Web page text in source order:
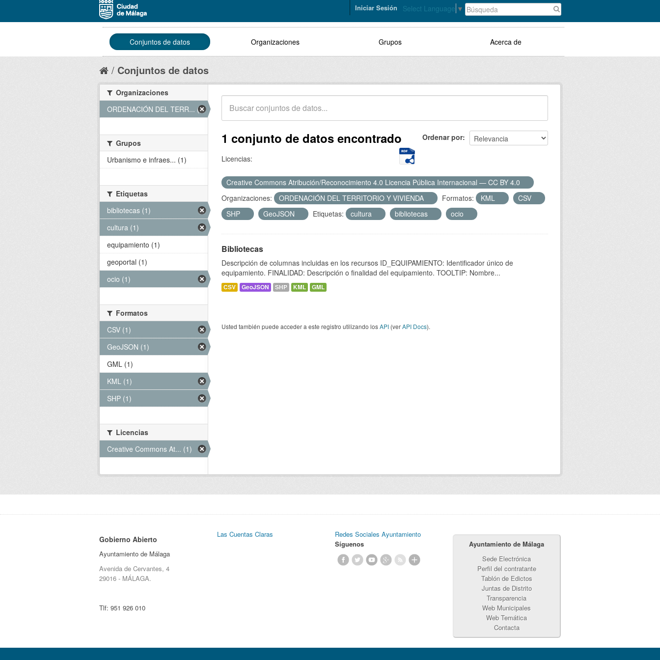
Select Language ▼
Iniciar Sesión
Conjuntos de datos Organizaciones Grupos Acerca de
Conjuntos de datos
Ordenar por
1 conjunto de datos encontrado
Licencias:
Creative Commons Atribución/Reconocimiento 4.0 Licencia Pública Internacional — CC BY 4.0
Organizaciones:
ORDENACIÓN DEL TERRITORIO Y VIVIENDA Formatos: KML
CSV
SHP
GeoJSON Etiquetas: cultura bibliotecas ocio
Bibliotecas
Descripción de columnas incluidas en los recursos ID_EQUIPAMIENTO: Identificador único de
equipamiento. FINALIDAD: Descripción o finalidad del equipamiento. TOOLTIP: Nombre...
CSV GeoJSON SHP KML GML
Usted también puede acceder a este registro utilizando losAPI (verAPI Docs).
Organizaciones
ORDENACIÓN DEL TERR... (1)
Grupos
Urbanismo e infraes... (1)
Etiquetas
bibliotecas (1)
cultura (1)
equipamiento (1)
geoportal (1)
ocio (1)
Formatos
CSV (1)
GeoJSON (1)
GML (1)
KML (1)
SHP (1)
Licencias
Creative Commons At... (1)
Gobierno Abierto
Ayuntamiento de Málaga
Avenida de Cervantes, 4
29016 - MÁLAGA.
Tlf: 951 926 010
Las Cuentas Claras
Redes Sociales Ayuntamiento
Síguenos
Ayuntamiento de Málaga
Sede Electrónica
Perfil del contratante
Tablón de Edictos
Juntas de Distrito
Transparencia
Web Municipales
Web Temática
Contacta